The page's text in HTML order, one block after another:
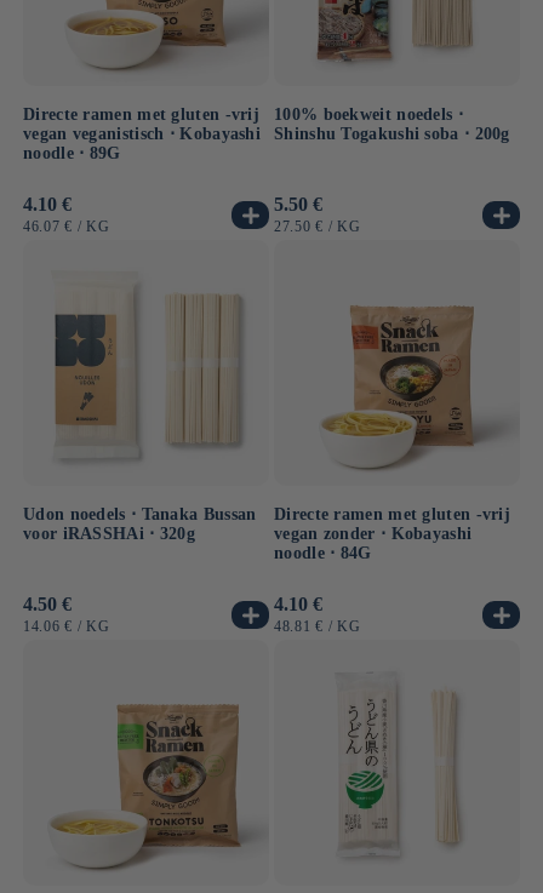
Directe ramen met gluten -vrij
vegan veganistisch ⋅ Kobayashi
noodle ⋅ 89G
Normale
prijs
4.10 €
EENHEIDSPRIJS
46.07 € / PER
KG
100% boekweit noedels ⋅
Shinshu Togakushi soba ⋅ 200g
Normale
prijs
5.50 €
EENHEIDSPRIJS
27.50 € / PER
KG
Udon noedels ⋅ Tanaka Bussan
voor iRASSHAi ⋅ 320g
Normale
prijs
4.50 €
EENHEIDSPRIJS
14.06 € / PER
KG
Directe ramen met gluten -vrij
vegan zonder ⋅ Kobayashi
noodle ⋅ 84G
Normale
prijs
4.10 €
EENHEIDSPRIJS
48.81 € / PER
KG